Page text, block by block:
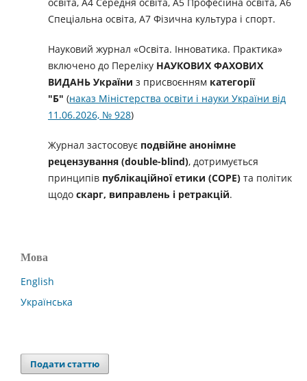
Спеціальна освіта, А7 Фізична культура і спорт.
Науковий журнал «Освіта. Інноватика. Практика»
включено до Переліку НАУКОВИХ ФАХОВИХ
ВИДАНЬ України з присвоєнням категорії
"Б" (наказ Міністерства освіти і науки України від
11.06.2026, № 928)
Журнал застосовує подвійне анонімне
рецензування (double-blind), дотримується
принципів публікаційної етики (COPE)та політик
щодо скарг, виправлень і ретракцій.
Мова
English
Українська
Подати статтю